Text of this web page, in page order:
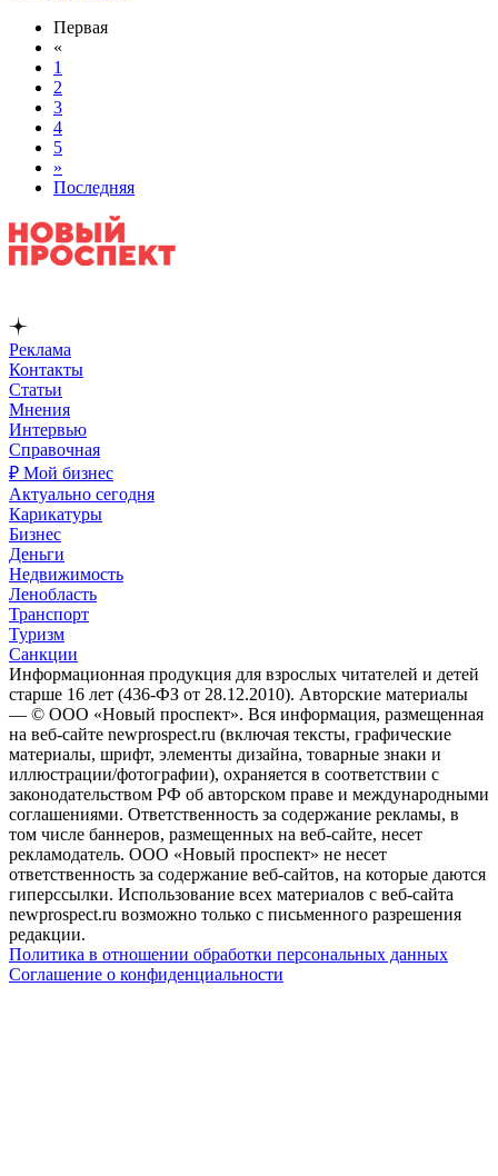
Первая
«
1
2
3
4
5
»
Последняя
Реклама
Контакты
Статьи
Мнения
Интервью
Справочная
₽ Мой бизнес
Актуально сегодня
Карикатуры
Бизнес
Деньги
Недвижимость
Ленобласть
Транспорт
Туризм
Санкции
Информационная продукция для взрослых читателей и детей
старше 16 лет (436-ФЗ от 28.12.2010). Авторские материалы
— © ООО «Новый проспект». Вся информация, размещенная
на веб-сайте newprospect.ru (включая тексты, графические
материалы, шрифт, элементы дизайна, товарные знаки и
иллюстрации/фотографии), охраняется в соответствии с
законодательством РФ об авторском праве и международными
соглашениями. Ответственность за содержание рекламы, в
том числе баннеров, размещенных на веб-сайте, несет
рекламодатель. ООО «Новый проспект» не несет
ответственность за содержание веб-сайтов, на которые даются
гиперссылки. Использование всех материалов с веб-сайта
newprospect.ru возможно только с письменного разрешения
редакции.
Политика в отношении обработки персональных данных
Соглашение о конфиденциальности